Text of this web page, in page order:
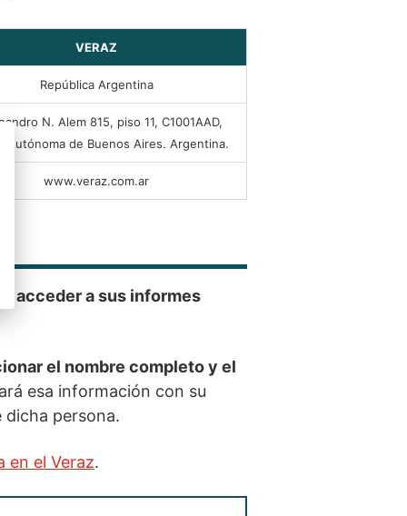
VERAZ
República Argentina
N. Alem 815, piso 11, C1001AAD,
Autónoma de Buenos Aires. Argentina.
www.veraz.com.ar
acceder a sus informes
el nombre completo y el
esa información con su
dicha persona.
en el Veraz.